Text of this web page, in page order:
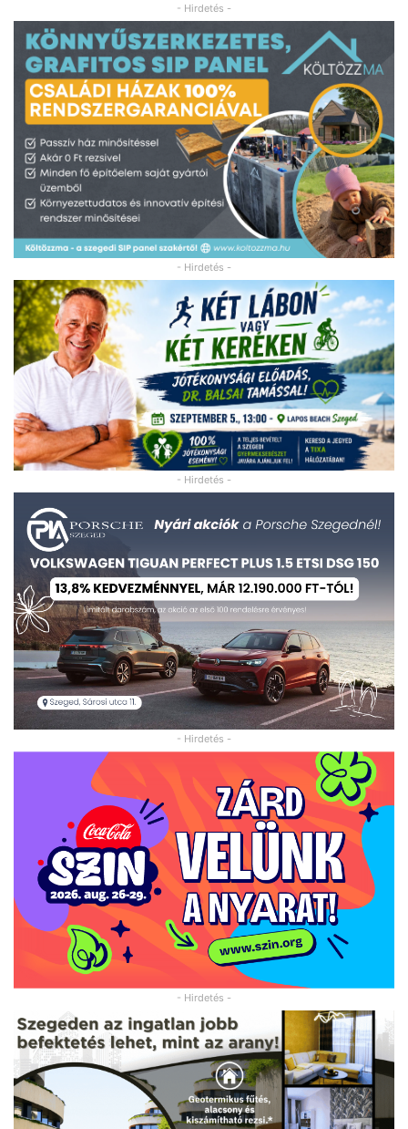
- Hirdetés -
- Hirdetés -
- Hirdetés -
- Hirdetés -
- Hirdetés -